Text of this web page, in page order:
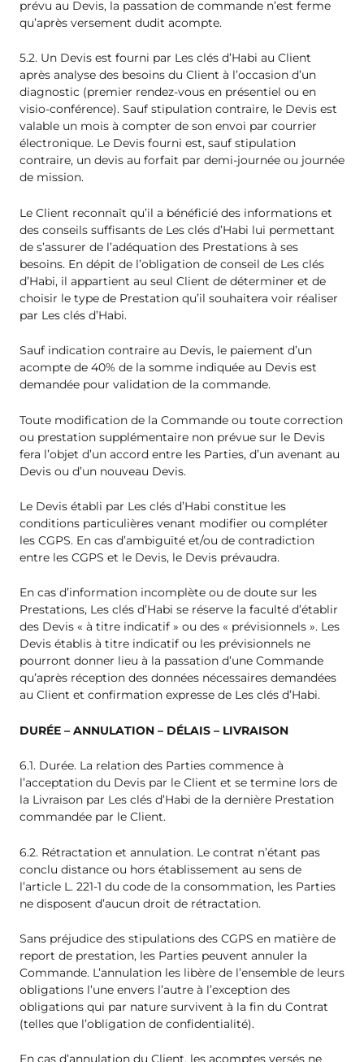
prévu au Devis, la passation de commande n’est ferme
qu’après versement dudit acompte.
5.2. Un Devis est fourni par Les clés d’Habi au Client
après analyse des besoins du Client à l’occasion d’un
diagnostic (premier rendez-vous en présentiel ou en
visio-conférence). Sauf stipulation contraire, le Devis est
valable un mois à compter de son envoi par courrier
électronique. Le Devis fourni est, sauf stipulation
contraire, un devis au forfait par demi-journée ou journée
de mission.
Le Client reconnaît qu’il a bénéficié des informations et
des conseils suffisants de Les clés d’Habi lui permettant
de s’assurer de l’adéquation des Prestations à ses
besoins. En dépit de l’obligation de conseil de Les clés
d’Habi, il appartient au seul Client de déterminer et de
choisir le type de Prestation qu’il souhaitera voir réaliser
par Les clés d’Habi.
Sauf indication contraire au Devis, le paiement d’un
acompte de 40% de la somme indiquée au Devis est
demandée pour validation de la commande.
Toute modification de la Commande ou toute correction
ou prestation supplémentaire non prévue sur le Devis
fera l’objet d’un accord entre les Parties, d’un avenant au
Devis ou d’un nouveau Devis.
Le Devis établi par Les clés d’Habi constitue les
conditions particulières venant modifier ou compléter
les CGPS. En cas d’ambiguïté et/ou de contradiction
entre les CGPS et le Devis, le Devis prévaudra.
En cas d’information incomplète ou de doute sur les
Prestations, Les clés d’Habi se réserve la faculté d’établir
des Devis « à titre indicatif » ou des « prévisionnels ». Les
Devis établis à titre indicatif ou les prévisionnels ne
pourront donner lieu à la passation d’une Commande
qu’après réception des données nécessaires demandées
au Client et confirmation expresse de Les clés d’Habi.
DURÉE – ANNULATION – DÉLAIS – LIVRAISON
6.1. Durée. La relation des Parties commence à
l’acceptation du Devis par le Client et se termine lors de
la Livraison par Les clés d’Habi de la dernière Prestation
commandée par le Client.
6.2. Rétractation et annulation. Le contrat n’étant pas
conclu distance ou hors établissement au sens de
l’article L. 221-1 du code de la consommation, les Parties
ne disposent d’aucun droit de rétractation.
Sans préjudice des stipulations des CGPS en matière de
report de prestation, les Parties peuvent annuler la
Commande. L’annulation les libère de l’ensemble de leurs
obligations l’une envers l’autre à l’exception des
obligations qui par nature survivent à la fin du Contrat
(telles que l’obligation de confidentialité).
En cas d’annulation du Client, les acomptes versés ne